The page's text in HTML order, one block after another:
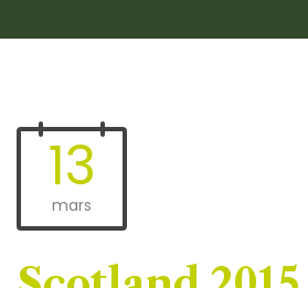
13
mars